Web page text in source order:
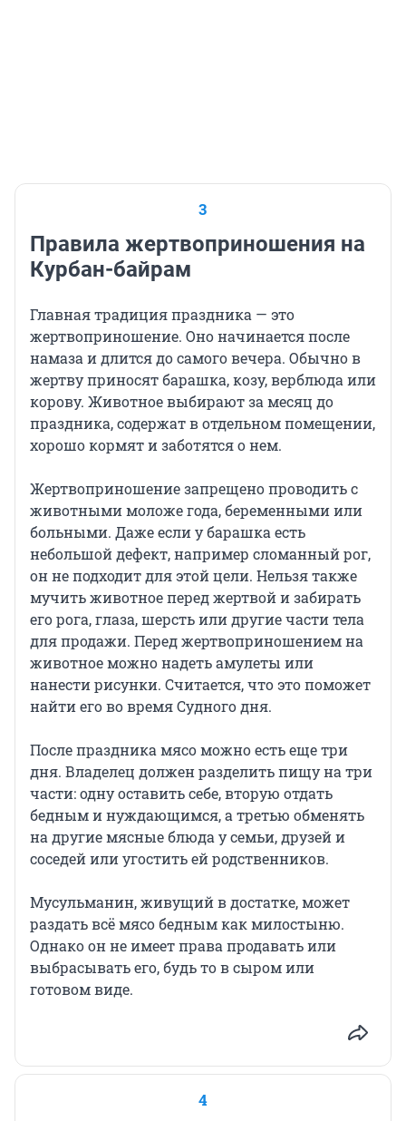
3
Правила жертвоприношения на
Курбан-байрам
Главная традиция праздника — это
жертвоприношение. Оно начинается после
намаза и длится до самого вечера. Обычно в
жертву приносят барашка, козу, верблюда или
корову. Животное выбирают за месяц до
праздника, содержат в отдельном помещении,
хорошо кормят и заботятся о нем.
Жертвоприношение запрещено проводить с
животными моложе года, беременными или
больными. Даже если у барашка есть
небольшой дефект, например сломанный рог,
он не подходит для этой цели. Нельзя также
мучить животное перед жертвой и забирать
его рога, глаза, шерсть или другие части тела
для продажи. Перед жертвоприношением на
животное можно надеть амулеты или
нанести рисунки. Считается, что это поможет
найти его во время Судного дня.
После праздника мясо можно есть еще три
дня. Владелец должен разделить пищу на три
части: одну оставить себе, вторую отдать
бедным и нуждающимся, а третью обменять
на другие мясные блюда у семьи, друзей и
соседей или угостить ей родственников.
Мусульманин, живущий в достатке, может
раздать всё мясо бедным как милостыню.
Однако он не имеет права продавать или
выбрасывать его, будь то в сыром или
готовом виде.
4